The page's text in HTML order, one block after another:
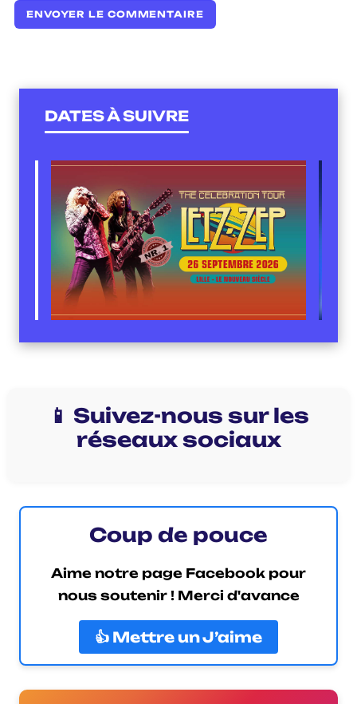
DATES À SUIVRE
📱 Suivez-nous sur les
réseaux sociaux
Coup de pouce
Aime notre page Facebook pour
nous soutenir ! Merci d'avance
👍 Mettre un J’aime